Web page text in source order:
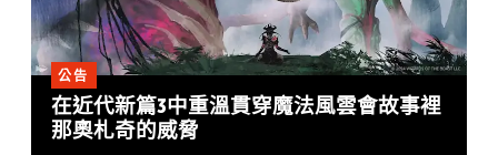
公告
在近代新篇3中重溫貫穿魔法風雲會故事裡
那奧札奇的威脅